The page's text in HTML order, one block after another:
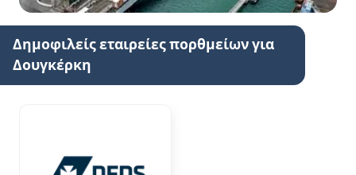
Δημοφιλείς εταιρείες πορθμείων για
Δουγκέρκη